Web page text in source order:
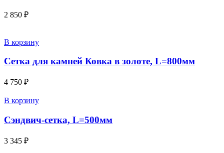
2 850 ₽
В корзину
Сетка для камней Ковка в золоте, L=800мм
4 750 ₽
В корзину
Сэндвич-сетка, L=500мм
3 345 ₽